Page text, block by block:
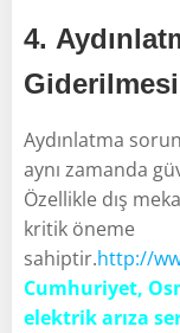
4.
Giderilmesi
Aydınlatma
aynı zamanda
Özellikle dış
kritik öneme
sahiptir.http://
Cumhuriyet,
elektrik arıza